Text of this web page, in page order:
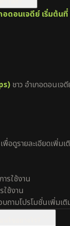
อดอนเจดีย์ เริ่มต้นที่
ชาว อำเภอดอนเจ
พื่อดูรายละเอียดเพิ่มเ
รใช้งาน
ช้งาน
ถามโปรโมชั่นเพิ่มเติ